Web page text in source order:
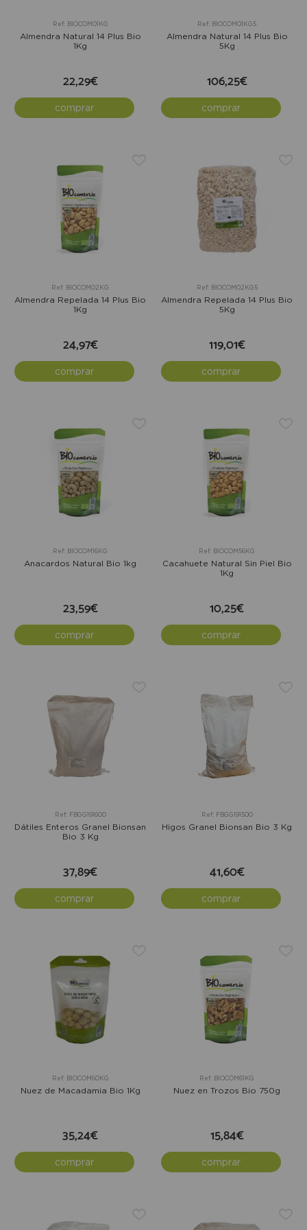
Ref: BIOCOM01KG
Almendra Natural 14 Plus Bio
1Kg
22,29€
comprar
Ref: BIOCOM01KG5
Almendra Natural 14 Plus Bio
5Kg
106,25€
comprar
Ref: BIOCOM02KG
Almendra Repelada 14 Plus Bio
1Kg
24,97€
comprar
Ref: BIOCOM02KG5
Almendra Repelada 14 Plus Bio
5Kg
119,01€
comprar
Ref: BIOCOM16KG
Anacardos Natural Bio 1kg
23,59€
comprar
Ref: BIOCOM56KG
Cacahuete Natural Sin Piel Bio
1Kg
10,25€
comprar
Ref: FBGG191600
Dátiles Enteros Granel Bionsan
Bio 3 Kg
37,89€
comprar
Ref: FBGG191500
Higos Granel Bionsan Bio 3 Kg
41,60€
comprar
Ref: BIOCOM60KG
Nuez de Macadamia Bio 1Kg
35,24€
comprar
Ref: BIOCOM61KG
Nuez en Trozos Bio 750g
15,84€
comprar